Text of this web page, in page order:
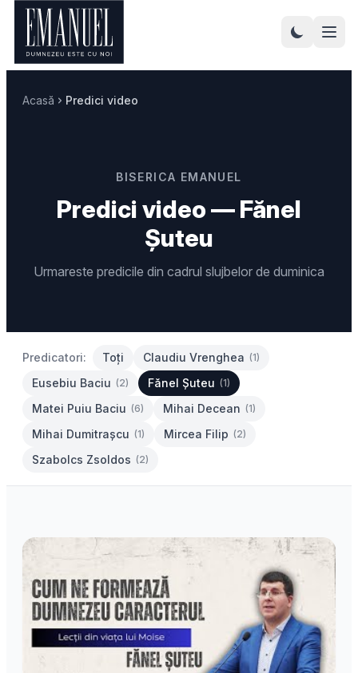
Acasă Predici video
BISERICA EMANUEL
Predici video — Fănel
Șuteu
Urmareste predicile din cadrul slujbelor de duminica
Predicatori: Toți Claudiu Vrenghea (1)
Eusebiu Baciu (2) Fănel Șuteu (1)
Matei Puiu Baciu (6) Mihai Decean (1)
Mihai Dumitrașcu (1) Mircea Filip (2)
Szabolcs Zsoldos (2)